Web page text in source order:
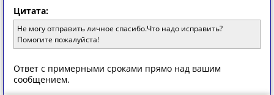
Цитата:
Не могу отправить личное спасибо.Что надо исправить?
Помогите пожалуйста!
Ответ с примерными сроками прямо над вашим
сообщением.